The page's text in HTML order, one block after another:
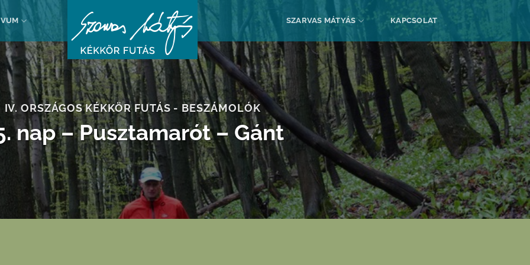
SZARVAS MÁTYÁS KAPCSOLAT
IV. ORSZÁGOS KÉKKÖR FUTÁS - BESZÁMOLÓK
nap – Pusztamarót – Gánt